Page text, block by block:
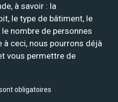
à savoir : la
le type de bâtiment, le
nombre de personnes
à ceci, nous pourrons déjà
vous permettre de
obligatoires